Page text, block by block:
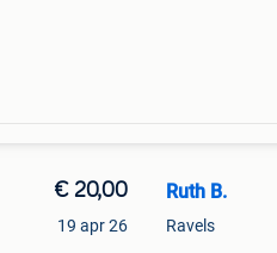
€ 20,00
19 apr 26
Ruth B.
Ravels